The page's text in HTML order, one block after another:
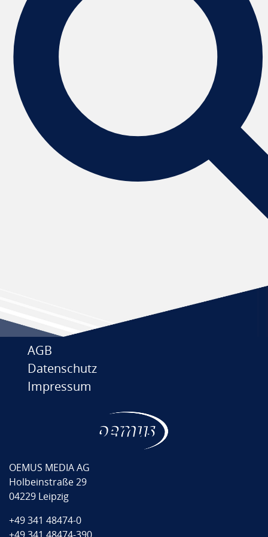
AGB
Datenschutz
Impressum
OEMUS MEDIA AG
Holbeinstraße 29
04229 Leipzig
+49 341 48474-0